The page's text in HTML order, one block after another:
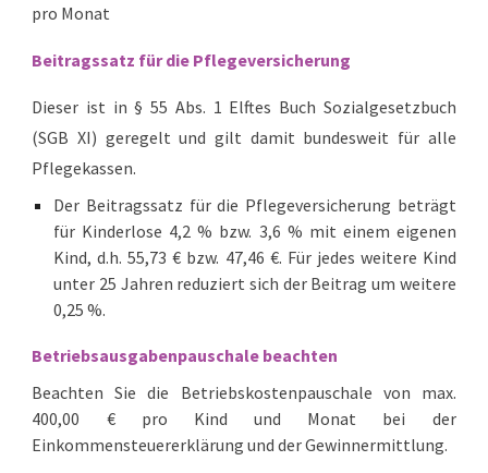
pro Monat
Beitragssatz für die Pflegeversicherung
Dieser ist in § 55 Abs. 1 Elftes Buch Sozialgesetzbuch
(SGB XI) geregelt und gilt damit bundesweit für alle
Pflegekassen.
Der Beitragssatz für die Pflegeversicherung beträgt
für Kinderlose 4,2 % bzw. 3,6 % mit einem eigenen
Kind, d.h. 55,73 € bzw. 47,46 €. Für jedes weitere Kind
unter 25 Jahren reduziert sich der Beitrag um weitere
0,25 %.
Betriebsausgabenpauschale beachten
Beachten Sie die Betriebskostenpauschale von max.
400,00 € pro Kind und Monat bei der
Einkommensteuererklärung und der Gewinnermittlung.